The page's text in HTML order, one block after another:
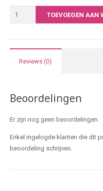
Nagelriem
TOEVOEGEN AAN
Reviews (0)
Beoordelingen
Er zijn nog geen beoordelingen.
Enkel ingelogde klanten die dit
beoordeling schrijven.